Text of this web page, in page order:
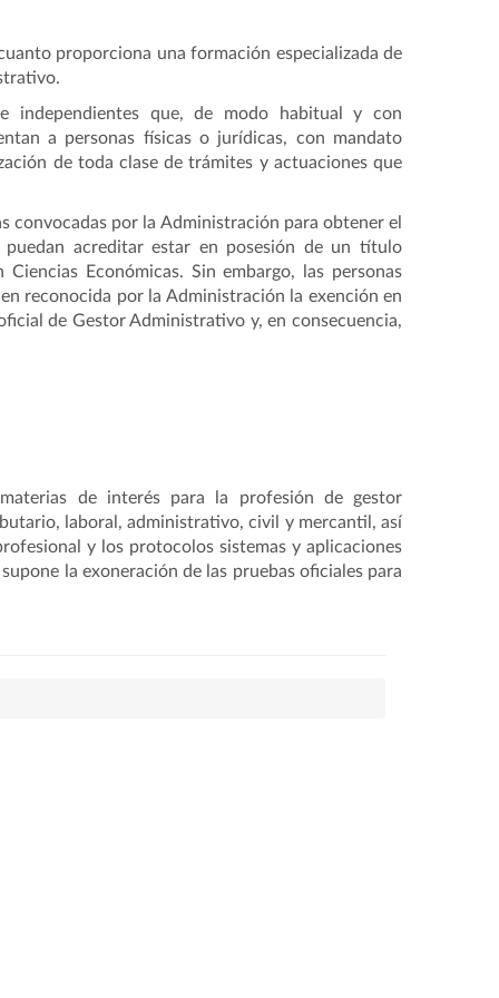
proporciona una formación especializada de
independientes que, de modo habitual y con
a personas físicas o jurídicas, con mandato
de toda clase de trámites y actuaciones que
convocadas por la Administración para obtener el
puedan acreditar estar en posesión de un título
Económicas. Sin embargo, las personas
reconocida por la Administración la exención en
de Gestor Administrativo y, en consecuencia,
de interés para la profesión de gestor
laboral, administrativo, civil y mercantil, así
y los protocolos sistemas y aplicaciones
la exoneración de las pruebas oficiales para